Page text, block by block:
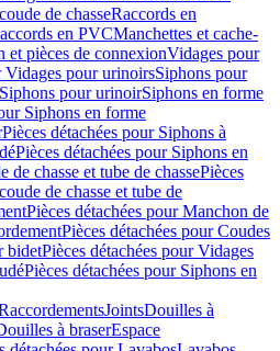
de chasseRaccords en
en PVCManchettes et cache-
et pièces de connexionVidages pour
Vidages pour urinoirsSiphons pour
pour urinoirSiphons en forme
Siphons en forme
Pièces détachées pour Siphons à
Pièces détachées pour Siphons en
de chasse et tube de chassePièces
de chasse et tube de
Pièces détachées pour Manchon de
Pièces détachées pour Coudes
bidetPièces détachées pour Vidages
Pièces détachées pour Siphons en
JointsDouilles à
à braserEspace